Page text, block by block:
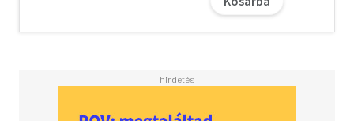
szélsőségesen totalitárius politikai implikációját."
Concordia University professzora.